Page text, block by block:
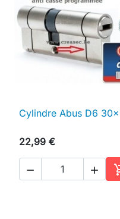
 Aperçu
Cylindre Abus D6
22,99 €
 